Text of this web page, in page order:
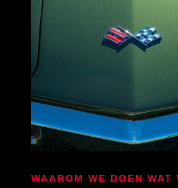
WAAROM WE DOEN WAT